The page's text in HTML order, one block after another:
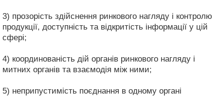
3) прозорість здійснення ринкового нагляду і контролю
продукції, доступність та відкритість інформації у цій
сфері;
4) координованість дій органів ринкового нагляду і
митних органів та взаємодія між ними;
5) неприпустимість поєднання в одному органі